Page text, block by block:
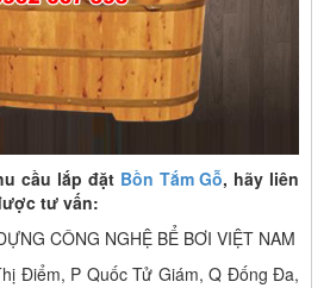
cầu lắp đặt Bồn Tắm Gỗ, hãy liên
tư vấn:
CÔNG NGHỆ BỂ BƠI VIỆT NAM
Điểm, P Quốc Tử Giám, Q Đống Đa,